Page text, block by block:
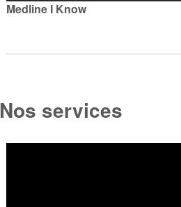
Medline I Know
Nos services